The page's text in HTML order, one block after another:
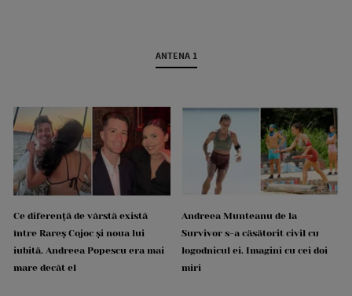
ANTENA 1
Ce diferență de vârstă există
între Rareș Cojoc și noua lui
iubită. Andreea Popescu era mai
mare decât el
Andreea Munteanu de la
Survivor s-a căsătorit civil cu
logodnicul ei. Imagini cu cei doi
miri